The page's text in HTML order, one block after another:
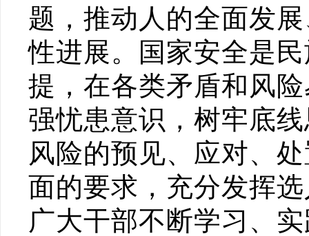
题，推动人的全面发
性进展。国家安全是
提，在各类矛盾和风
强忧患意识，树牢底
风险的预见、应对、
面的要求，充分发挥
广大干部不断学习、